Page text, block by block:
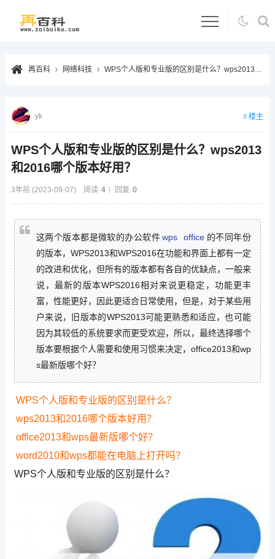
再百科 网络科技 WPS个人版和专业版的区别是什么？wps2013和2016哪个版本好用？
WPS个人版和专业版的区别是什么？wps2013
和2016哪个版本好用？
3年前 (2023-09-07) 阅读 4 回复 0
yk 楼主
这两个版本都是微软的办公软件wps office 的不同年份
的版本，WPS2013和WPS2016在功能和界面上都有一定
的改进和优化，但所有的版本都有各自的优缺点，一般来
说，最新的版本WPS2016相对来说更稳定，功能更丰
富，性能更好，因此更适合日常使用，但是，对于某些用
户来说，旧版本的WPS2013可能更熟悉和适应，也可能
因为其较低的系统要求而更受欢迎，所以，最终选择哪个
版本要根据个人需要和使用习惯来决定，office2013和wp
s最新版哪个好？
WPS个人版和专业版的区别是什么？
wps2013和2016哪个版本好用？
office2013和wps最新版哪个好？
word2010和wps都能在电脑上打开吗？
WPS个人版和专业版的区别是什么？